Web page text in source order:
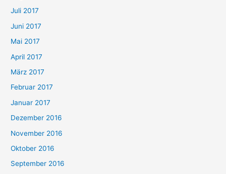
Juli 2017
Juni 2017
Mai 2017
April 2017
März 2017
Februar 2017
Januar 2017
Dezember 2016
November 2016
Oktober 2016
September 2016